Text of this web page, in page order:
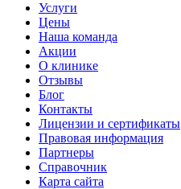
Услуги
Цены
Наша команда
Акции
О клинике
Отзывы
Блог
Контакты
Лицензии и сертификаты
Правовая информация
Партнеры
Справочник
Карта сайта